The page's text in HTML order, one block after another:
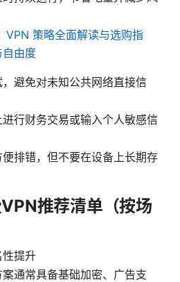
VPN 策略全面解读与选购指
自由度
避免对未知公共网络直接信
行财务交易或输入个人敏感信
排错，但不要在设备上长期存
推荐清单（按场
性提升
通常具备基础加密、广告支